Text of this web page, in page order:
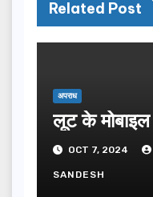
Related Post
अपराध
लूट के मोबाइल
OCT 7, 2024
SANDESH